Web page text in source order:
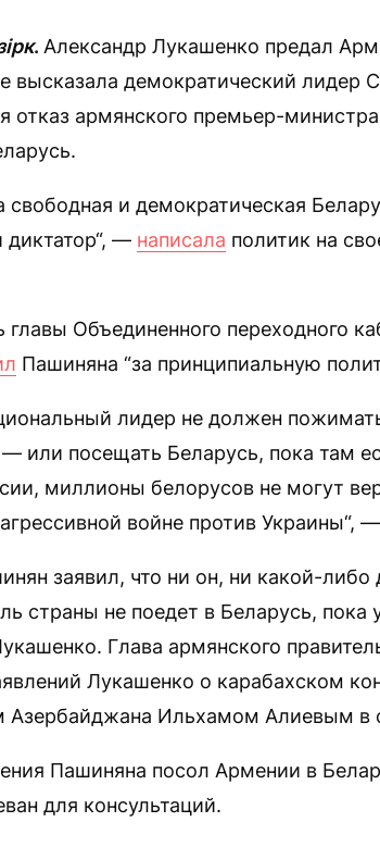
. Александр Лукашенко предал
высказала демократический лидер
отказ армянского премьер-
и демократическая
— написала политик на
главы Объединенного переходного
Пашиняна “за принципиальную
лидер не должен
— или посещать Беларусь, пока там
миллионы белорусов не могут
войне против Украины“,
заявил, что ни он, ни какой-
страны не поедет в Беларусь, пока
Глава армянского
Лукашенко о карабахском
Азербайджана Ильхамом Алиевым в
Пашиняна посол Армении в
для консультаций.